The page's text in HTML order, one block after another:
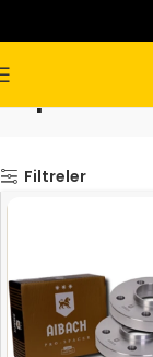
Filtreler